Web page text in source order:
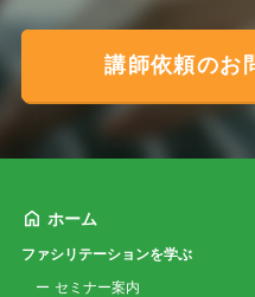
講師依頼のお
ホーム
ファシリテーションを学ぶ
セミナー案内